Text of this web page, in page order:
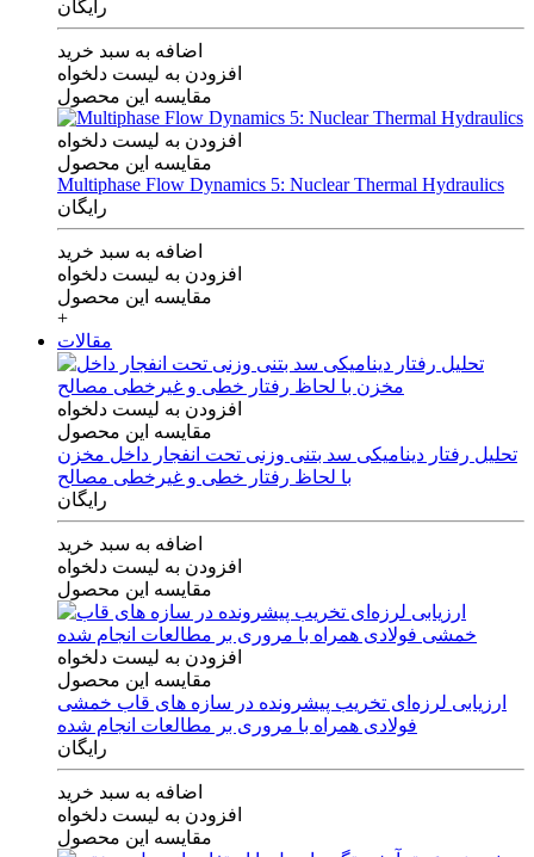
رایگان
اضافه به سبد خرید
افزودن به لیست دلخواه
مقایسه این محصول
افزودن به لیست دلخواه
مقایسه این محصول
Multiphase Flow Dynamics 5: Nuclear Thermal Hydraulics
رایگان
اضافه به سبد خرید
افزودن به لیست دلخواه
مقایسه این محصول
+
مقالات
افزودن به لیست دلخواه
مقایسه این محصول
تحلیل رفتار دینامیکی سد بتنی وزنی تحت انفجار داخل مخزن
با لحاظ رفتار خطی و غیرخطی مصالح
رایگان
اضافه به سبد خرید
افزودن به لیست دلخواه
مقایسه این محصول
افزودن به لیست دلخواه
مقایسه این محصول
ارزیابی لرزه‌ای تخریب پیشرونده در سازه های قاب خمشی
فولادی همراه با مروری بر مطالعات انجام شده
رایگان
اضافه به سبد خرید
افزودن به لیست دلخواه
مقایسه این محصول